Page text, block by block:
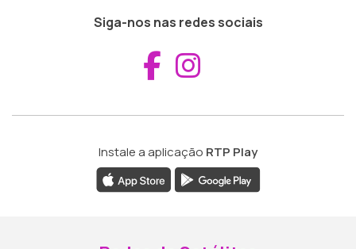
Siga-nos nas redes sociais
Aceder ao
Instale a aplicação RTP Play